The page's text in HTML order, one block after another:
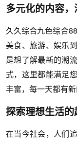
多元化的内容
久久综合九色综合
美食、旅游、娱乐
是想了解最新的潮
式，这里都能满足
丰富，每一天都有
探索理想生活的
在当今社会，人们